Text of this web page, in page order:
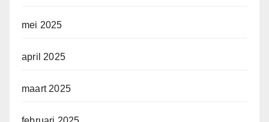
mei 2025
april 2025
maart 2025